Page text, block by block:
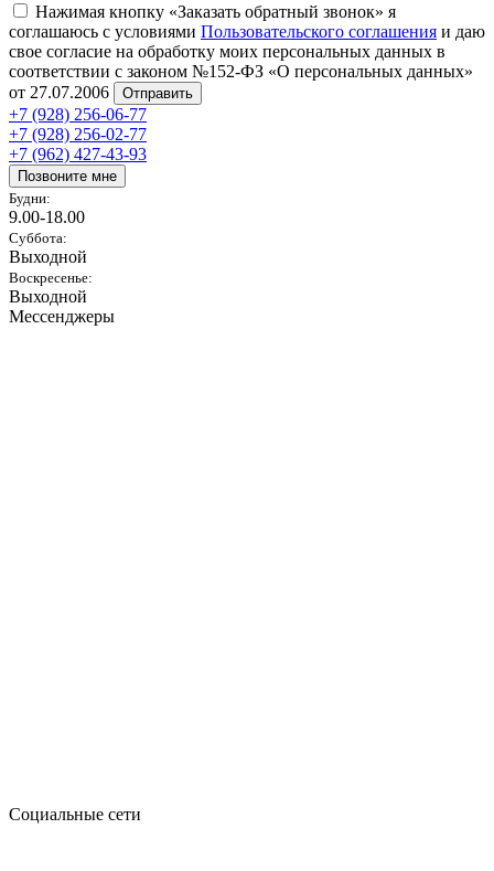
Нажимая кнопку «Заказать обратный звонок» я
соглашаюсь с условиями Пользовательского соглашения и даю
свое согласие на обработку моих персональных данных в
соответствии с законом №152-ФЗ «О персональных данных»
от 27.07.2006
Отправить
+7 (928) 256-06-77
+7 (928) 256-02-77
+7 (962) 427-43-93
Позвоните мне
Будни:
9.00-18.00
Суббота:
Выходной
Воскресенье:
Выходной
Мессенджеры
Социальные сети